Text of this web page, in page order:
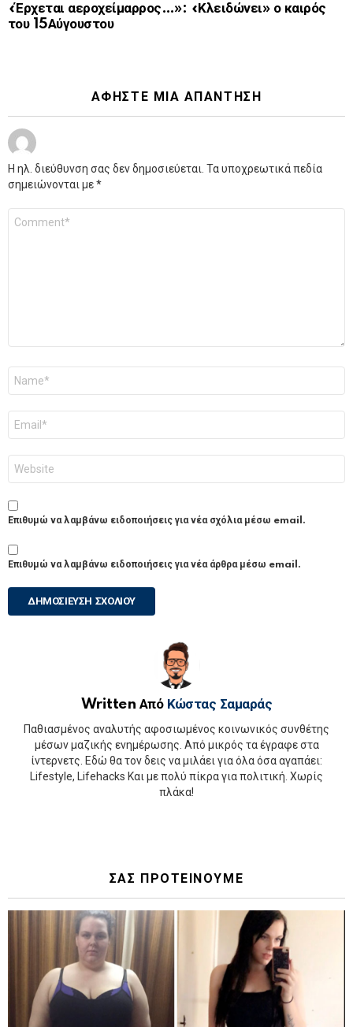
«Έρχεται αεροχείμαρρος…»: «Κλειδώνει» ο καιρός
του 15Αύγουστου
ΑΦΉΣΤΕ ΜΙΑ ΑΠΆΝΤΗΣΗ
Η ηλ. διεύθυνση σας δεν δημοσιεύεται. Τα υποχρεωτικά πεδία
σημειώνονται με*
Επιθυμώ να λαμβάνω ειδοποιήσεις για νέα σχόλια μέσω email.
Επιθυμώ να λαμβάνω ειδοποιήσεις για νέα άρθρα μέσω email.
Written Από Κώστας Σαμαράς
Παθιασμένος αναλυτής αφοσιωμένος κοινωνικός συνθέτης
μέσων μαζικής ενημέρωσης. Από μικρός τα έγραφε στα
ίντερνετς. Εδώ θα τον δεις να μιλάει για όλα όσα αγαπάει:
Lifestyle, Lifehacks Και με πολύ πίκρα για πολιτική. Χωρίς
πλάκα!
ΣΑΣ ΠΡΟΤΕΙΝΟΥΜΕ